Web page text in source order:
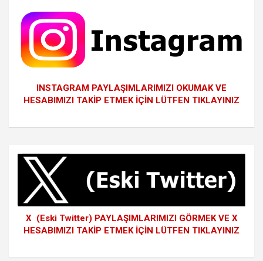
INSTAGRAM PAYLAŞIMLARIMIZI OKUMAK VE
HESABIMIZI TAKİP ETMEK İÇİN LÜTFEN TIKLAYINIZ
X (Eski Twitter) PAYLAŞIMLARIMIZI GÖRMEK VE X
HESABIMIZI TAKİP ETMEK İÇİN LÜTFEN TIKLAYINIZ